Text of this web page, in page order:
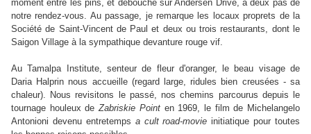
moment entre les pins, et débouche sur Andersen Drive, à deux pas de
notre rendez-vous. Au passage, je remarque les locaux proprets de la
Société de Saint-Vincent de Paul et deux ou trois restaurants, dont le
Saigon Village à la sympathique devanture rouge vif.
Au Tamalpa Institute, senteur de fleur d'oranger, le beau visage de
Daria Halprin nous accueille (regard large, ridules bien creusées - sa
chaleur). Nous revisitons le passé, nos chemins parcourus depuis le
tournage houleux deZabriskie Pointen 1969, le film de Michelangelo
Antonioni devenu entretemps a cult road-movie initiatique pour toutes